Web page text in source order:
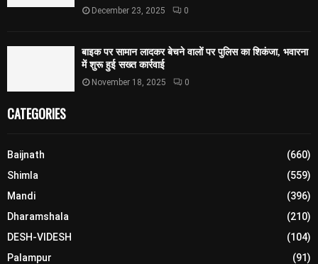
December 23, 2025 0
बाइक पर सामान लादकर बेचने वालों पर पुलिस का शिकंजा, भवारना
में शुरू हुई सख्त कार्रवाई
November 18, 2025 0
CATEGORIES
Baijnath
(660)
Shimla
(559)
Mandi
(396)
Dharamshala
(210)
DESH-VIDESH
(104)
Palampur
(91)